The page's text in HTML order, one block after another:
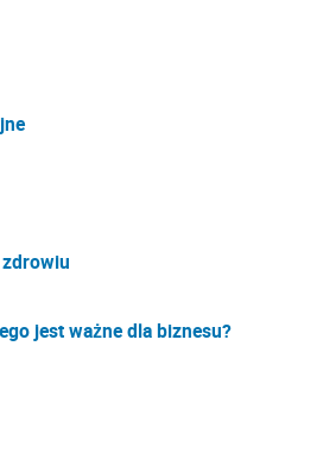
jest ważne dla biznesu?